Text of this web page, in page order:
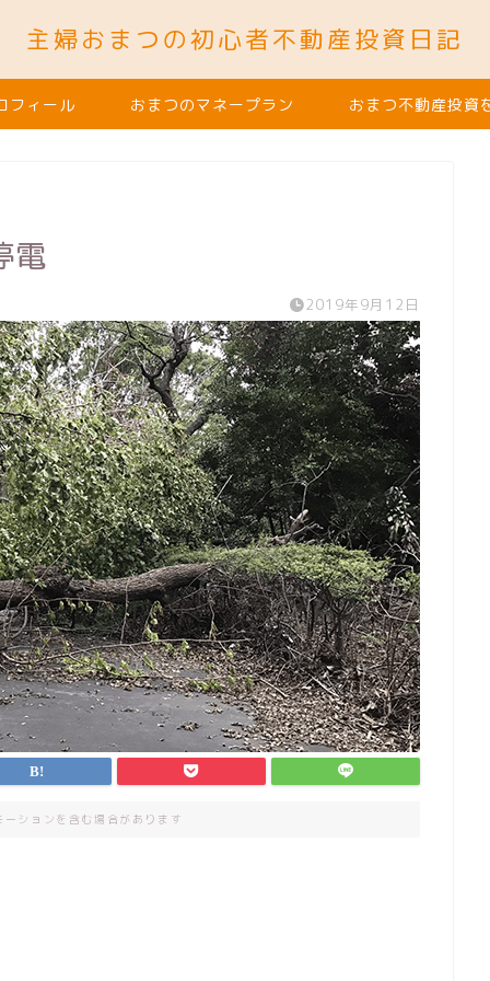
主婦おまつの初心者不動産投資日記
フィール おまつのマネープラン おまつ不動産投資
電
2019年9月12日
ションを含む場合があります